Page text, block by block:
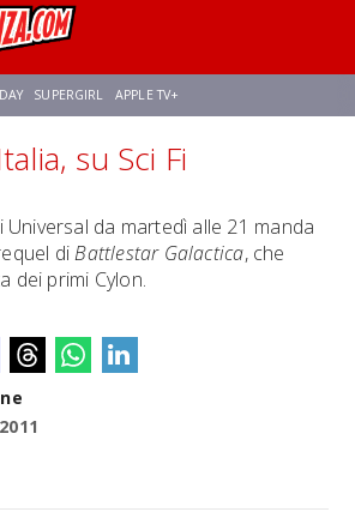
SUPERGIRL APPLE TV+
STAR TREK AVENGERS: DOOMSDAY
ROSE GOODING
su Sci Fi
Universal da martedì alle 21 manda
diBattlestar Galactica, che
dei primi Cylon.